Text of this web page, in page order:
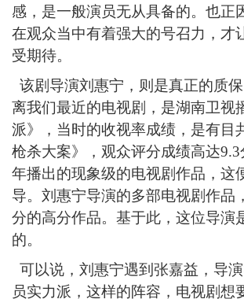
感，是一般演员无从具备的。也正
在观众当中有着强大的号召力，才
受期待。
该剧导演刘惠宁，则是真正的质
离我们最近的电视剧，是湖南卫视
派》，当时的收视率成绩，是有目
枪杀大案》，观众评分成绩高达9.3
年播出的现象级的电视剧作品，这
导。刘惠宁导演的多部电视剧作品
分的高分作品。基于此，这位导演
的。
可以说，刘惠宁遇到张嘉益，导
员实力派，这样的阵容，电视剧想